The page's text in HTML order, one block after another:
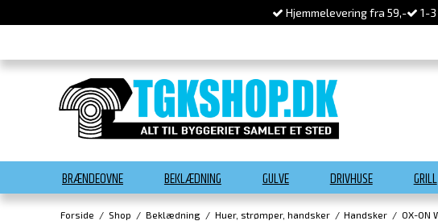
Hjemmelevering fra 59,- 1-
BRÆNDEOVNE BEKLÆDNING GULVE DRIVHUSE GRILL
Forside / Shop / Beklædning / Huer, strømper, handsker / Handsker / OX-ON